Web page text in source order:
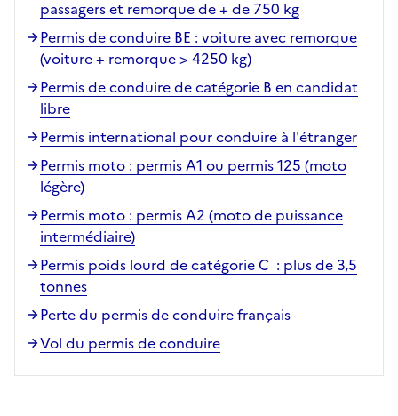
passagers et remorque de + de 750 kg
Permis de conduire BE : voiture avec remorque
(voiture + remorque > 4250 kg)
Permis de conduire de catégorie B en candidat
libre
Permis international pour conduire à l'étranger
Permis moto : permis A1 ou permis 125 (moto
légère)
Permis moto : permis A2 (moto de puissance
intermédiaire)
Permis poids lourd de catégorie C : plus de 3,5
tonnes
Perte du permis de conduire français
Vol du permis de conduire